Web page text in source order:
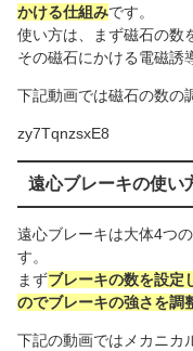
かける仕組みです。
使い方は、まず磁石の数
その磁石にかける電磁誘
下記動画では磁石の数の
zy7TqnzsxE8
遠心ブレーキの使い
遠心ブレーキは大体4つ
す。
まずブレーキの数を設定
のでブレーキの強さを調
下記の動画ではメカニカ